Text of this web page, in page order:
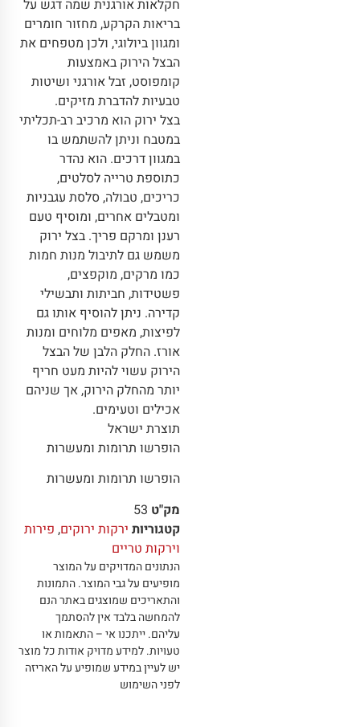
חקלאות אורגנית שמה דגש על
בריאות הקרקע, מחזור חומרים
ומגוון ביולוגי, ולכן מטפחים את
הבצל הירוק באמצעות
קומפוסט, זבל אורגני ושיטות
טבעיות להדברת מזיקים.
בצל ירוק הוא מרכיב רב-תכליתי
במטבח וניתן להשתמש בו
במגוון דרכים. הוא נהדר
כתוספת טרייה לסלטים,
כריכים, טבולה, סלסת עגבניות
ומטבלים אחרים, ומוסיף טעם
רענן ומרקם פריך. בצל ירוק
משמש גם לתיבול מנות חמות
כמו מרקים, מוקפצים,
פשטידות, חביתות ותבשילי
קדירה. ניתן להוסיף אותו גם
לפיצות, מאפים מלוחים ומנות
אורז. החלק הלבן של הבצל
הירוק עשוי להיות מעט חריף
יותר מהחלק הירוק, אך שניהם
אכילים וטעימים.
תוצרת ישראל
הופרשו תרומות ומעשרות
הופרשו תרומות ומעשרות
מק"ט 53
קטגוריות ירקות ירוקים, פירות
וירקות טריים
הנתונים המדויקים על המוצר
מופיעים על גבי המוצר.התמונות
והתאריכים שמוצגים באתר הנם
להמחשה בלבד אין להסתמך
עליהם.ייתכנו אי – התאמות או
טעויות.למידע מדויק אודות כל מוצר
יש לעיין במידע שמופיע על האריזה
לפני השימוש